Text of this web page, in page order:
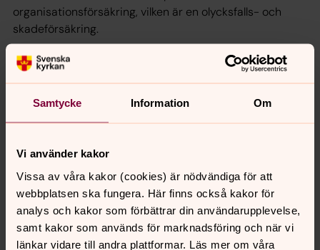
Samtycke Information Om
Vi använder kakor
Vissa av våra kakor (cookies) är nödvändiga för att
webbplatsen ska fungera. Här finns också kakor för
analys och kakor som förbättrar din användarupplevelse,
samt kakor som används för marknadsföring och när vi
länkar vidare till andra plattformar. Läs mer om våra
organisationsförsäkring, vilken är en olycksfalls- och
skadeförsäkring.
Strömstads pastorat är en del av Svenska kyrkan och
Göteborgs stift. Tillsammans med alla kristna har vi
uppgiften att göra Gud synlig i världen. Som ideell
Svenska Kyrkan i Strömstads pastorat.
Såväl ideella som förtroendevalda och anställda – alla
har tillsammans ansvaret för att församlingens
grundläggande uppgift blir utförd (Kyrkoordningen, 2:a
avd.)